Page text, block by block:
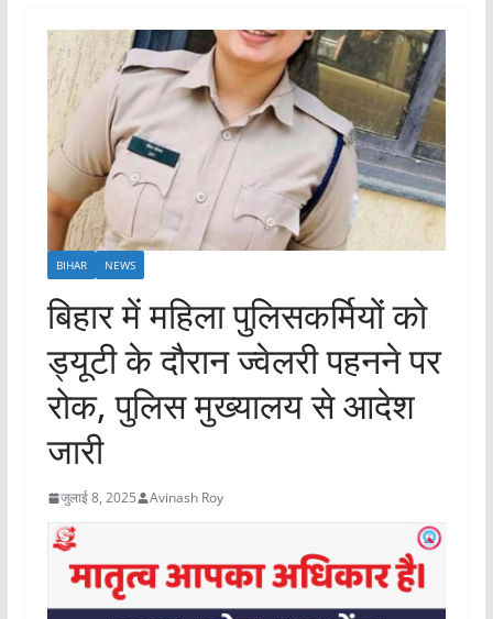
BIHAR NEWS
बिहार में महिला पुलिसकर्मियों को
ड्यूटी के दौरान ज्वेलरी पहनने पर
रोक, पुलिस मुख्यालय से आदेश
जारी
जुलाई 8, 2025 Avinash Roy